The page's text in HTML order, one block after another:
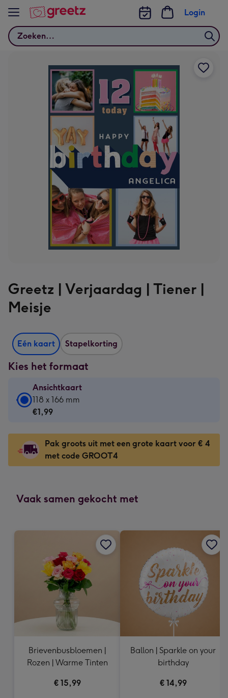
Bekijk meer
Zoeken
Login
Greetz | Verjaardag | Tiener |
Meisje
Eén kaart Stapelkorting
Kies het formaat
Ansichtkaart
Ansichtkaart
-
-
118
x
-
x
mm
118 x 166 mm
€1,99
Pak groots uit met een grote kaart voor € 4
met code GROOT4
Vaak samen gekocht met
Brievenbusbloemen |
Rozen | Warme Tinten
€ 15,99
Ballon | Sparkle on your
birthday
€ 14,99